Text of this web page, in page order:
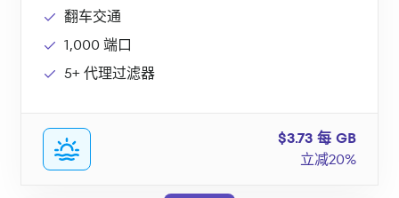
翻车交通
1,000 端口
5+ 代理过滤器
$3.73 每 GB
立减20%